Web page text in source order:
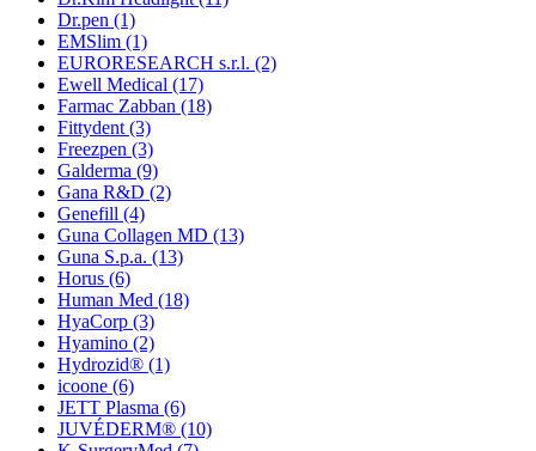
Dr.pen (1)
EMSlim (1)
EURORESEARCH s.r.l. (2)
Ewell Medical (17)
Farmac Zabban (18)
Fittydent (3)
Freezpen (3)
Galderma (9)
Gana R&D (2)
Genefill (4)
Guna Collagen MD (13)
Guna S.p.a. (13)
Horus (6)
Human Med (18)
HyaCorp (3)
Hyamino (2)
Hydrozid® (1)
icoone (6)
JETT Plasma (6)
JUVÉDERM® (10)